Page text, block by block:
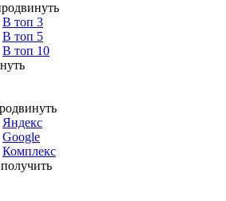
В топ 3
В топ 5
В топ 10
Яндекс
Google
Комплекс